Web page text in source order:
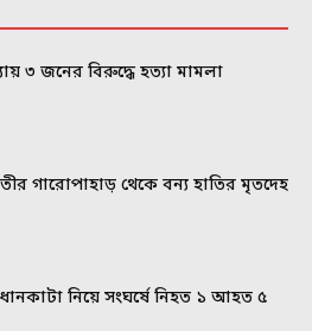
৩ জনের বিরুদ্ধে হত্যা মামলা
গারোপাহাড় থেকে বন্য হাতির মৃতদেহ
নিয়ে সংঘর্ষে নিহত ১ আহত ৫